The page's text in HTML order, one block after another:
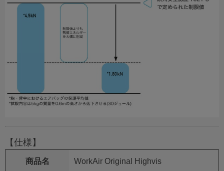
【仕様】
商品名 WorkAir Original Highvis